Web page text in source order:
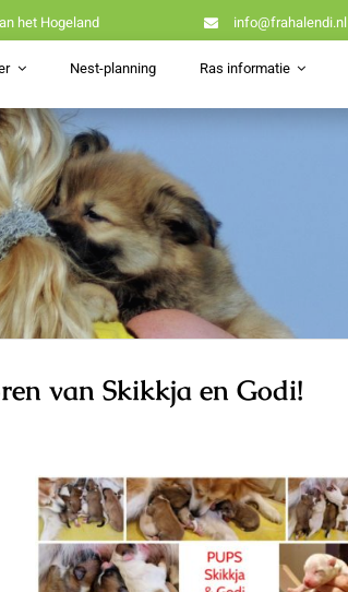
het Hogeland info@frahalendi.nl
Nest-planning Ras informatie
van Skikkja en Godi!